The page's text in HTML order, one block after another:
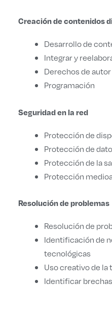
Creación de contenidos
Desarrollo de
Integrar y
Derechos de
Programación
Seguridad en la red
Protección de
Protección de
Protección de la
Protección
Resolución de problemas
Resolución de
Identificación de
tecnológicas
Uso creativo de la
Identificar